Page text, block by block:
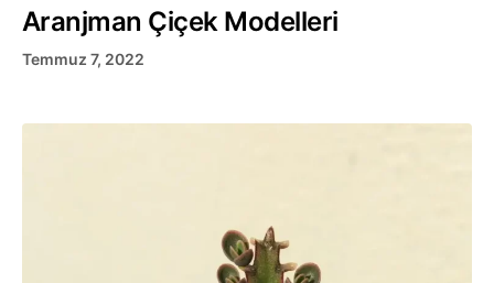
Aranjman Çiçek Modelleri
Temmuz 7, 2022